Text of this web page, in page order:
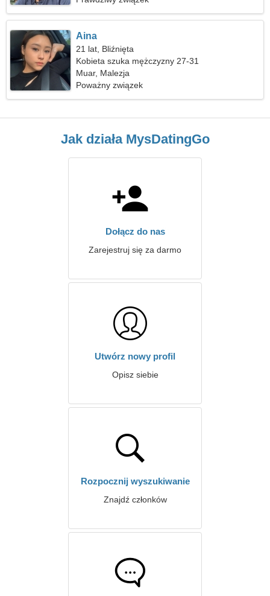
Aina
21 lat, Bliźnięta
Kobieta szuka mężczyzny 27-31
Muar, Malezja
Poważny związek
Jak działa MysDatingGo
Dołącz do nas
Zarejestruj się za darmo
Utwórz nowy profil
Opisz siebie
Rozpocznij wyszukiwanie
Znajdź członków